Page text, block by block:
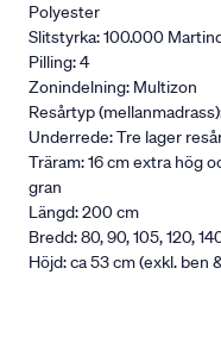
Polyester
Slitstyrka: 100.000
Pilling: 4
Zonindelning: Multizon
Resårtyp
Underrede: Tre lager
Träram: 16 cm extra hög
gran
Längd: 200 cm
Bredd: 80, 90, 105, 120,
Höjd: ca 53 cm (exkl. ben